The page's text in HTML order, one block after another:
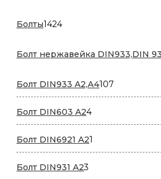
Болты14241424
Болт нержавейка DIN933,DIN
Болт DIN933 A2,А4107
товаров
Болт DIN603 A244
товара
Болт DIN6921 A21
товар
Болт DIN931 A23